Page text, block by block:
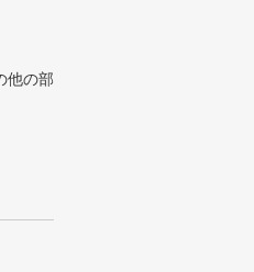
他の部